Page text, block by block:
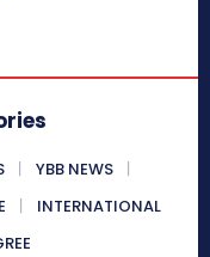
YBB NEWS
INTERNATIONAL